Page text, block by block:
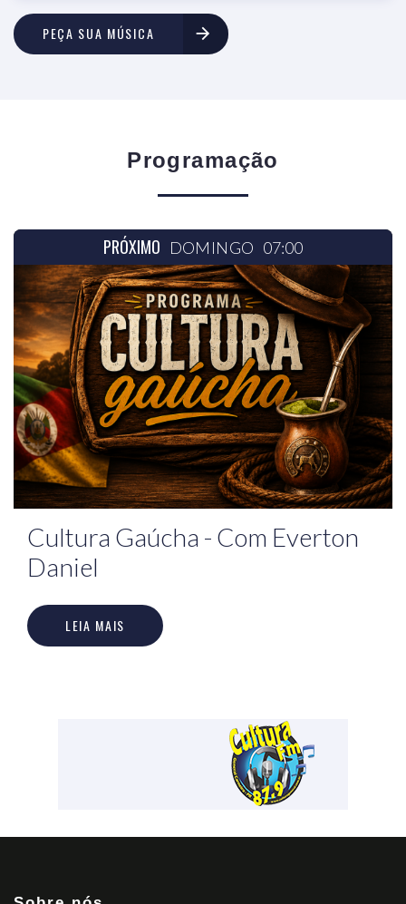
PEÇA SUA MÚSICA
Programação
PRÓXIMO DOMINGO 07:00
Cultura Gaúcha - Com Everton
Daniel
LEIA MAIS